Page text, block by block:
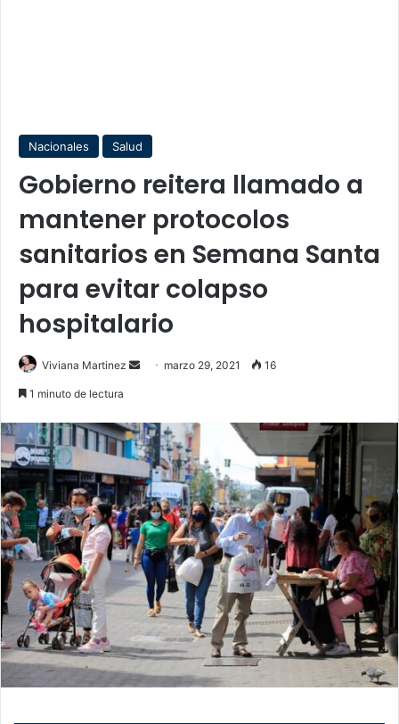
Nacionales Salud
Gobierno reitera llamado a
mantener protocolos
sanitarios en Semana Santa
para evitar colapso
hospitalario
Viviana Martinez
Send marzo 29, 2021 16
1 minuto de lectura